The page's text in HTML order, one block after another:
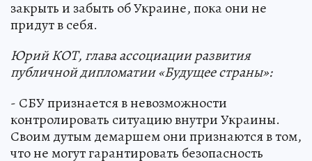
закрыть и забыть об Украине, пока они не
придут в себя.
Юрий КОТ, глава ассоциации развития
публичной дипломатии «Будущее страны»:
- СБУ признается в невозможности
контролировать ситуацию внутри Украины.
Своим дутым демаршем они признаются в том,
что не могут гарантировать безопасность